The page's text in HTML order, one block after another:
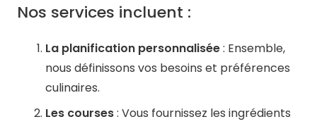
Nos services incluent :
La planification personnalisée: Ensemble,
nous définissons vos besoins et préférences
culinaires. ​
Les courses: Vous fournissez les ingrédients